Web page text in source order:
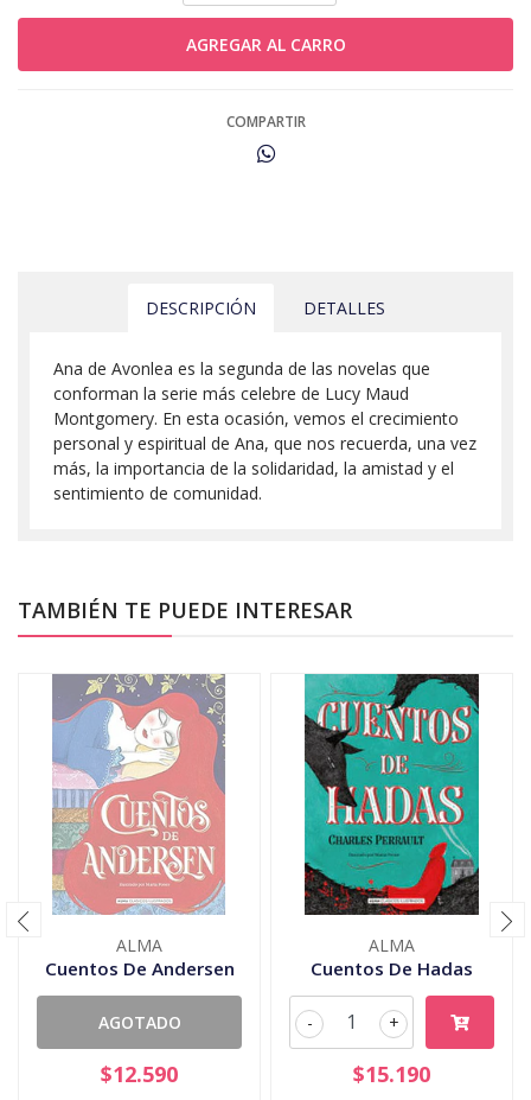
COMPARTIR
DESCRIPCIÓN DETALLES
Ana de Avonlea es la segunda de las novelas que
conforman la serie más celebre de Lucy Maud
Montgomery. En esta ocasión, vemos el crecimiento
personal y espiritual de Ana, que nos recuerda, una vez
más, la importancia de la solidaridad, la amistad y el
sentimiento de comunidad.
TAMBIÉN TE PUEDE INTERESAR
ALMA
Cuentos De Andersen
AGOTADO
$12.590
ALMA
Cuentos De Hadas
+
-
$15.190